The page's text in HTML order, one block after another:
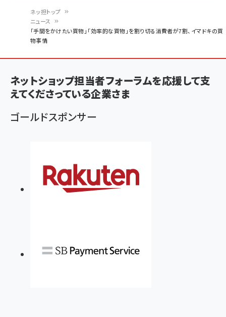
く
ず
ネッ担トップ
ニュース
「手間をかけたい買物」「効率的な買物」を割り切る消費者が7割、イマドキの買
物事情
ネットショップ担当者フォーラムを応援して支
えてくださっている企業さま
ゴールドスポンサー